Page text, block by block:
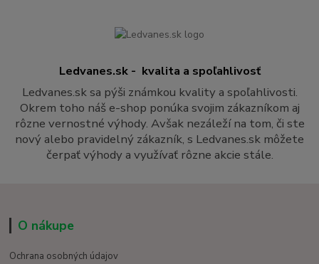
Ledvanes.sk - kvalita a spoľahlivosť
Ledvanes.sk sa pýši známkou kvality a spoľahlivosti.
Okrem toho náš e-shop ponúka svojim zákazníkom aj
rôzne vernostné výhody. Avšak nezáleží na tom, či ste
nový alebo pravidelný zákazník, s Ledvanes.sk môžete
čerpať výhody a využívať rôzne akcie stále.
O nákupe
Ochrana osobných údajov